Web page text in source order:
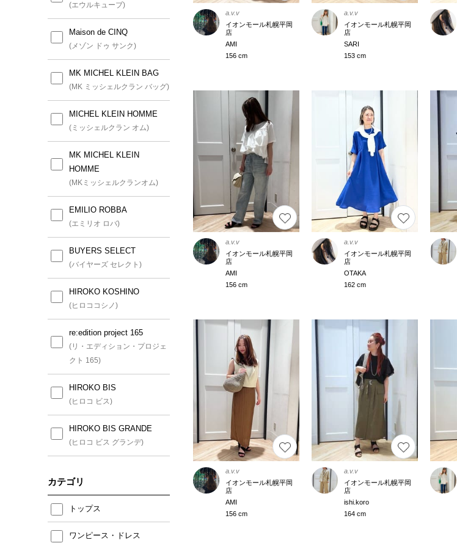
(エウルキューブ)
Maison de CINQ
(メゾン ドゥ サンク)
MK MICHEL KLEIN BAG
(MK ミッシェルクラン バッグ)
MICHEL KLEIN HOMME
(ミッシェルクラン オム)
MK MICHEL KLEIN
HOMME
(MKミッシェルクランオム)
EMILIO ROBBA
(エミリオ ロバ)
BUYERS SELECT
(バイヤーズ セレクト)
HIROKO KOSHINO
(ヒロココシノ)
re:edition project 165
(リ・エディション・プロジェ
クト 165)
HIROKO BIS
(ヒロコ ビス)
HIROKO BIS GRANDE
(ヒロコ ビス グランデ)
カテゴリ
トップス
ワンピース・ドレス
a.v.v
イオンモール札幌平岡
店
AMI
156 cm
a.v.v
イオンモール札幌平岡
店
SARI
153 cm
a.v.v
イオンモール札幌平岡
店
AMI
156 cm
a.v.v
イオンモール札幌平岡
店
OTAKA
162 cm
a.v.v
イオンモール札幌平岡
店
AMI
156 cm
a.v.v
イオンモール札幌平岡
店
ishi.koro
164 cm